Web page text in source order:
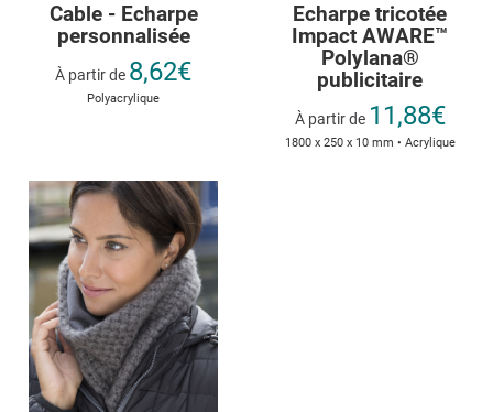
Cable - Echarpe
personnalisée
À partir de 8,62€
Polyacrylique
Echarpe tricotée
Impact AWARE™
Polylana®
publicitaire
À partir de 11,88€
1800 x 250 x 10 mm • Acrylique